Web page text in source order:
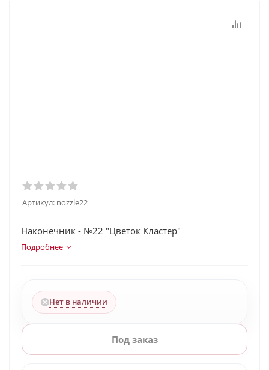
Артикул: nozzle22
Наконечник - №22 "Цветок Кластер"
Подробнее
Нет в наличии
Под заказ